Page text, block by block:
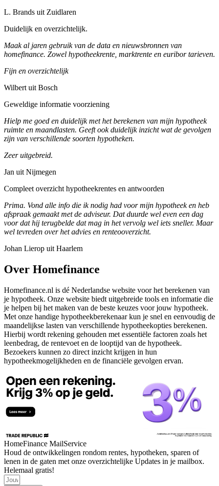
L. Brands uit Zuidlaren
Duidelijk en overzichtelijk.
Maak al jaren gebruik van de data en nieuwsbronnen van
homefinance. Zowel hypotheekrente, marktrente en euribor tarieven.
Fijn en overzichtelijk
Wilbert uit Bosch
Geweldige informatie voorziening
Hielp me goed en duidelijk met het berekenen van mijn hypotheek
ruimte en maandlasten. Geeft ook duidelijk inzicht wat de gevolgen
zijn van verschillende soorten hypotheken.
Zeer uitgebreid.
Jan uit Nijmegen
Compleet overzicht hypotheekrentes en antwoorden
Prima. Vond alle info die ik nodig had voor mijn hypotheek en heb
afspraak gemaakt met de adviseur. Dat duurde wel even een dag
voor dat hij terugbelde dat mag in het vervolg wel iets sneller. Maar
wel tevreden over het advies en renteooverzicht.
Johan Lierop uit Haarlem
Over Homefinance
Homefinance.nl is dé Nederlandse website voor het berekenen van
je hypotheek. Onze website biedt uitgebreide tools en informatie die
je helpen bij het maken van de beste keuzes voor jouw hypotheek.
Met onze handige hypotheekberekenaar kun je snel en eenvoudig de
maandelijkse lasten van verschillende hypotheekopties berekenen.
Hierbij wordt rekening gehouden met essentiële factoren zoals het
leenbedrag, de rentevoet en de looptijd van de hypotheek.
Bezoekers kunnen zo direct inzicht krijgen in hun
hypotheekmogelijkheden en de financiële gevolgen ervan.
HomeFinance MailService
Houd de ontwikkelingen rondom rentes, hypotheken, sparen of
lenen in de gaten met onze overzichtelijke Updates in je mailbox.
Helemaal gratis!